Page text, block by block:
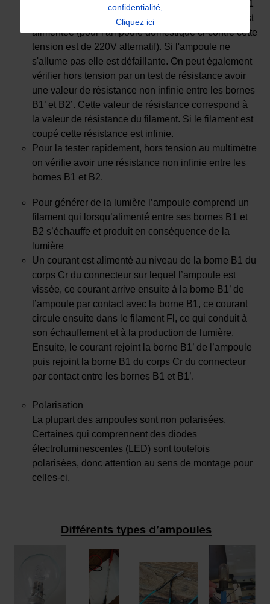
de fonctionnement de l'ampoule entre les bornes B1
et B2 du connecteur au moyen duquel l’ampoule est
alimentée (pour l'ampoule domestique ci-contre cette
tension est de 220V alternatif). Si l'ampoule ne
s'allume pas elle est défaillante. On peut également
vérifier hors tension par un test de résistance avoir
une valeur de résistance non infinie entre les bornes
B1’ et B2’. Cette valeur de résistance correspond à
la valeur de résistance du filament. Si le filament est
coupé cette résistance est infinie.
Pour la tester rapidement, hors tension au multimètre
on vérifie avoir une résistance non infinie entre les
bornes B1 et B2.
Pour générer de la lumière l’ampoule comprend un
filament qui lorsqu’alimenté entre ses bornes B1 et
B2 s’échauffe et produit en conséquence de la
lumière
Un courant est alimenté au niveau de la borne B1 du
corps Cr du connecteur sur lequel l’ampoule est
vissée, ce courant arrive ensuite à la borne B1’ de
l’ampoule par contact avec la borne B1, ce courant
circule ensuite dans le filament Fl, ce qui conduit à
son échauffement et à la production de lumière.
Ensuite, le courant rejoint la borne B1’ de l’ampoule
puis rejoint la borne B1 du corps Cr du connecteur
par contact entre les bornes B1 et B1’.
Polarisation
La plupart des ampoules sont non polarisées.
Certaines qui comprennent des diodes
électroluminescentes (LED) sont toutefois
polarisées, donc attention au sens de montage pour
celles-ci.
confidentialité,
Cliquez ici